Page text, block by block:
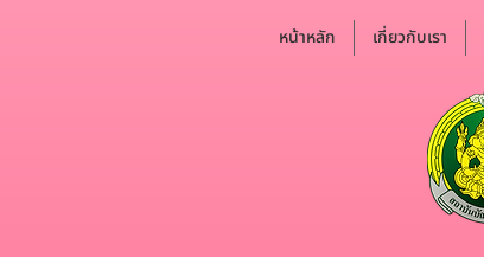
หน้าหลัก เกี่ยวกับเรา